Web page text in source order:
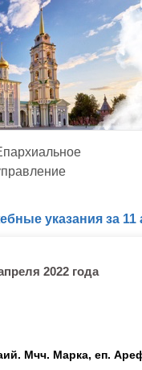
указания за 11
2022 года
Мчч. Марка, еп.